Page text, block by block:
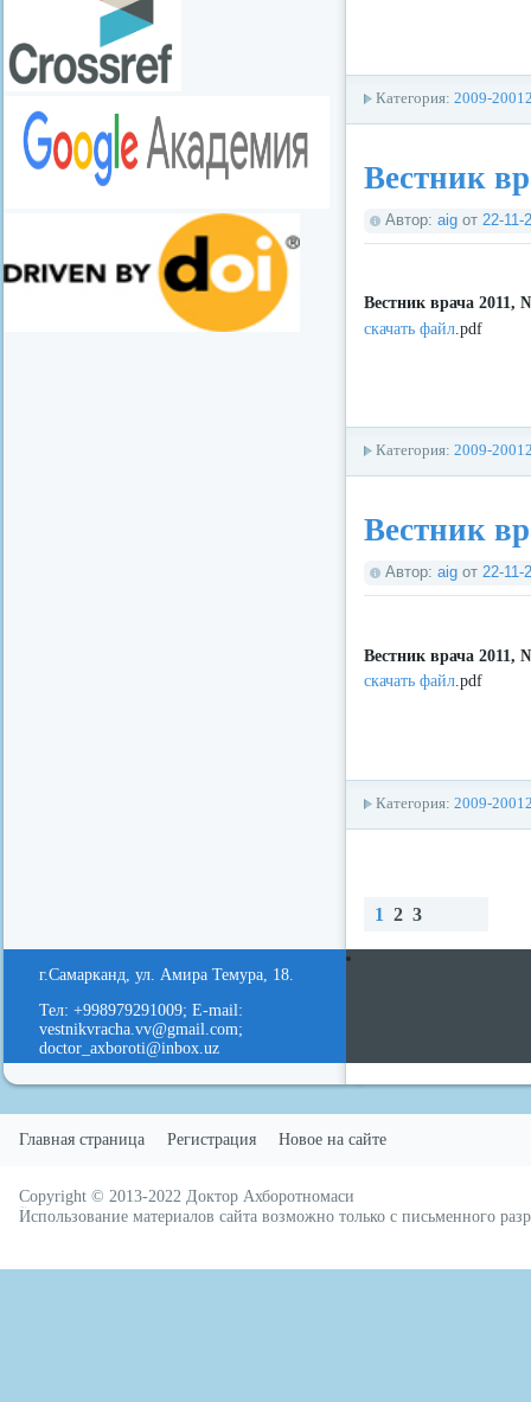
Категория: 2009-
Вестник
Автор: aig от 22-11-
Вестник врача 2011,
скачать файл .pdf
Категория: 2009-
Вестник
Автор: aig от 22-11-
Вестник врача 2011,
скачать файл.pdf
Категория: 2009-
1 2 3
г.Самарканд, ул. Амира Темура, 18.
Тел: +998979291009; E-mail:
vestnikvracha.vv@gmail.com;
doctor_axboroti@inbox.uz
Главная страница Регистрация Новое на сайте
redvid
Copyright © 2013-2022 Доктор Ахборотномаси
Использование материалов сайта возможно только с письменного